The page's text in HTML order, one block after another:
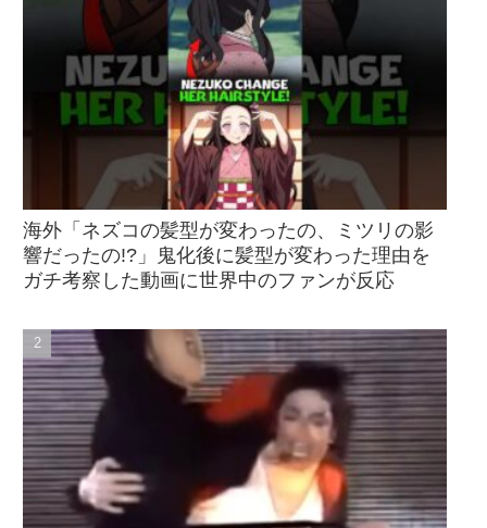
海外「ネズコの髪型が変わったの、ミツリの影
響だったの!?」鬼化後に髪型が変わった理由を
ガチ考察した動画に世界中のファンが反応